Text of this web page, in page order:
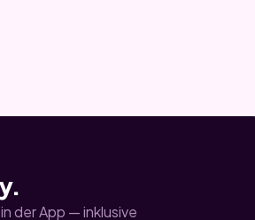
der App — inklusive